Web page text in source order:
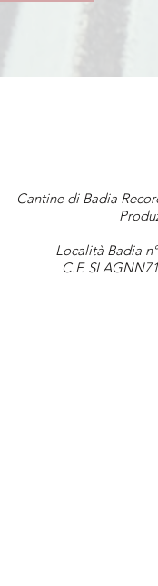
Cantine di Badia
Località Badia
C.F.